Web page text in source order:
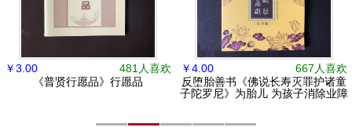
481人喜欢
￥3.00
《普贤行愿品》行愿品
667人喜欢
￥4.00
反堕胎善书《佛说长寿灭罪护诸童
子陀罗尼》为胎儿 为孩子消除业障